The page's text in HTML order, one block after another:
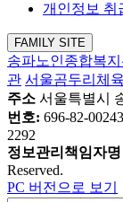
개인정보 취
FAMILY SITE
송파노인종합복
관 서울곰두리체
주소 서울특별시
번호: 696-82-00243
2292
정보관리책임자명
Reserved.
PC 버전으로 보기